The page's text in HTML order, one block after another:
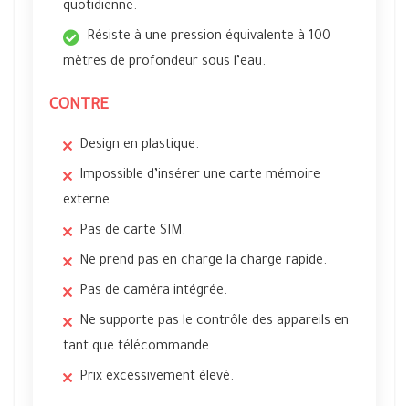
quotidienne.
Résiste à une pression équivalente à 100
mètres de profondeur sous l’eau.
CONTRE
Design en plastique.
Impossible d’insérer une carte mémoire
externe.
Pas de carte SIM.
Ne prend pas en charge la charge rapide.
Pas de caméra intégrée.
Ne supporte pas le contrôle des appareils en
tant que télécommande.
Prix excessivement élevé.